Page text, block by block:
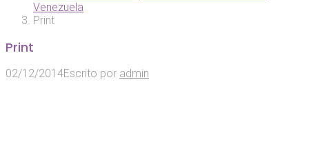
Venezuela
Print
Print
02/12/2014Escrito por admin